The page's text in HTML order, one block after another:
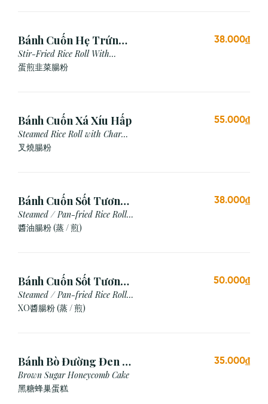
Bánh Cuốn Hẹ Trứng
Xào
Stir-Fried Rice Roll With
Chives & Egg
蛋煎⾲菜腸粉
38.000₫
Bánh Cuốn Xá Xíu Hấp
Steamed Rice Roll with Char
Siu
叉燒腸粉
55.000₫
Bánh Cuốn Sốt Tương
Xì Dầu (Hấp/Chiên)
Steamed / Pan-fried Rice Roll
with Soy Sauce
醬油腸粉 (蒸 / 煎)
38.000₫
Bánh Cuốn Sốt Tương
Xo (Hấp/Chiên)
Steamed / Pan-fried Rice Roll
with XO Sauce
XO醬腸粉 (蒸 / 煎)
50.000₫
Bánh Bò Đường Đen (1
Cái)
Brown Sugar Honeycomb Cake
黑糖蜂巢蛋糕
35.000₫